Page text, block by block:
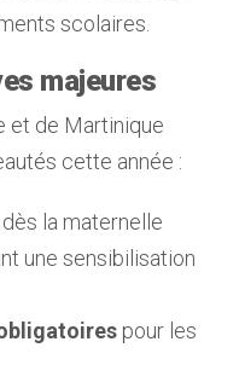
scolaires.
majeures
et de Martinique
cette année :
dès la maternelle
une sensibilisation
pour les